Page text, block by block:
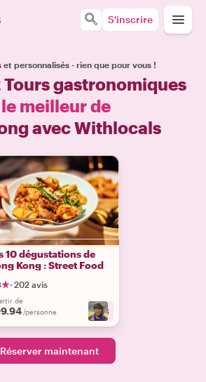
S'inscrire
personnalisés - rien que pour vous !
gastronomiques
le meilleur de
avec Withlocals
10 dégustations de
Kong : Street Food
· 202 avis
de
/personne +8
Réserver maintenant